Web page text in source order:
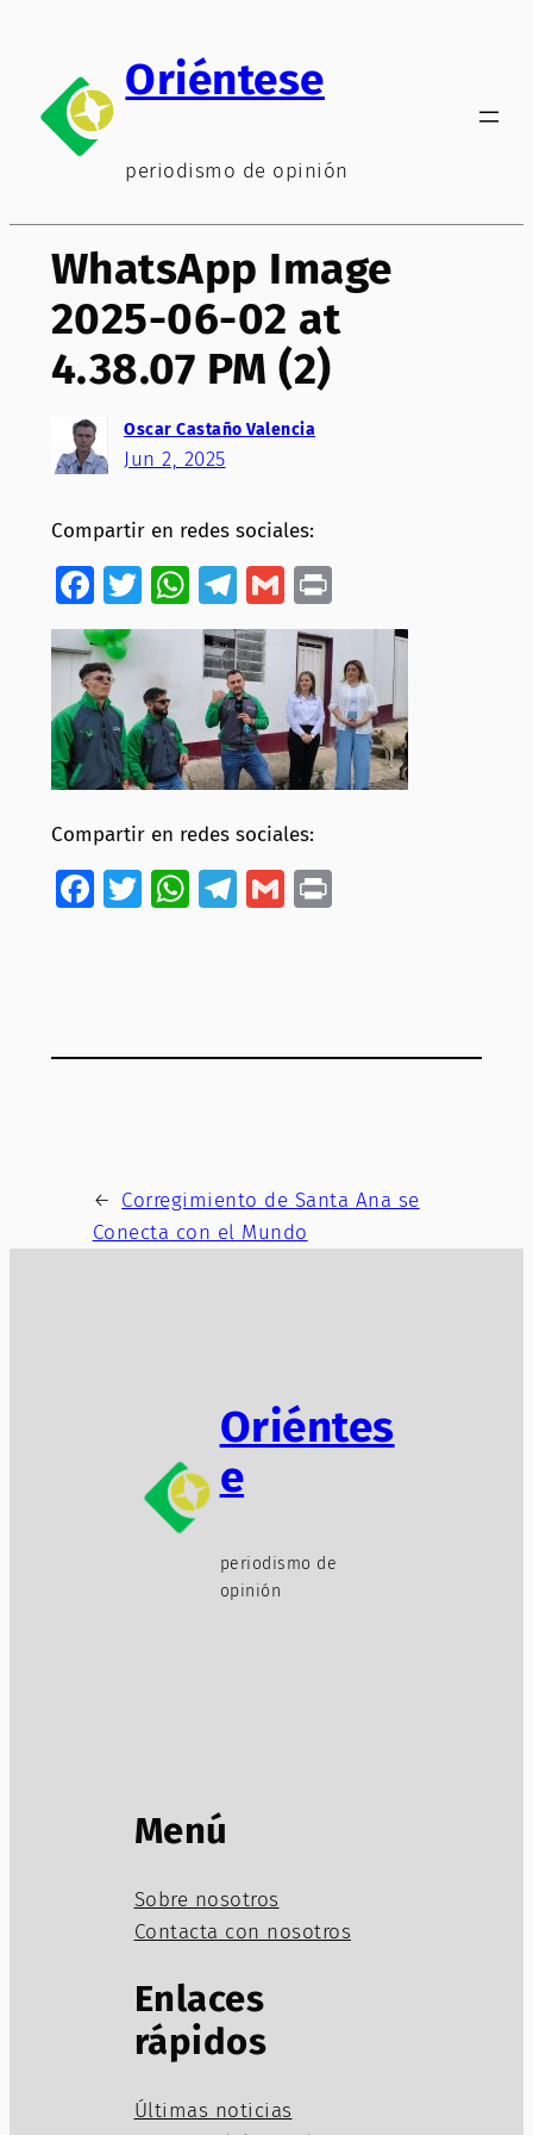
contenido
Oriéntese
periodismo de opinión
WhatsApp Image
2025-06-02 at
4.38.07 PM (2)
Oscar Castaño Valencia
Jun 2, 2025
Compartir en redes sociales:
Facebook
Twitter
WhatsApp
Telegram
GmailPrint
Compartir en redes sociales:
Facebook
Twitter
WhatsApp
Telegram
GmailPrint
← Corregimiento de Santa Ana se
Conecta con el Mundo
Oriéntes
e
periodismo de
opinión
Menú
Sobre nosotros
Contacta con nosotros
Enlaces
rápidos
Últimas noticias